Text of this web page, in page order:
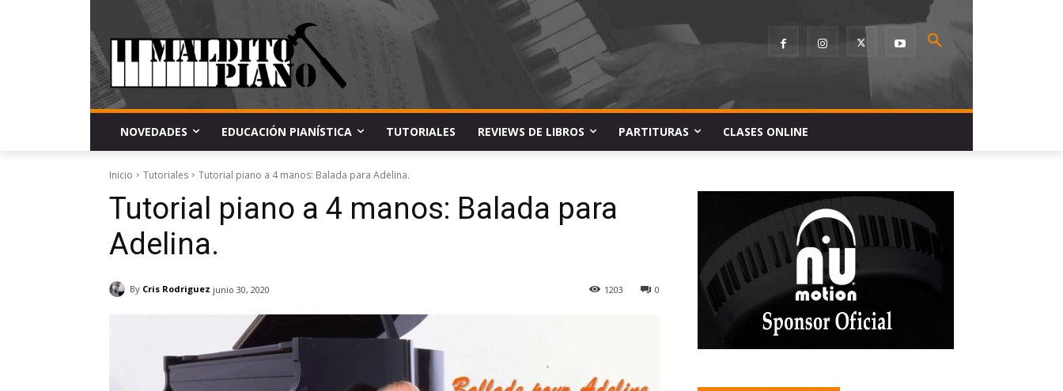
NOVEDADES EDUCACIÓN PIANÍSTICA TUTORIALES REVIEWS DE LIBROS PARTITURAS CLASES ONLINE
Inicio Tutoriales Tutorial piano a 4 manos: Balada para Adelina.
Tutorial piano a 4 manos: Balada para
Adelina.
By Cris Rodriguez junio 30, 2020 0
1203